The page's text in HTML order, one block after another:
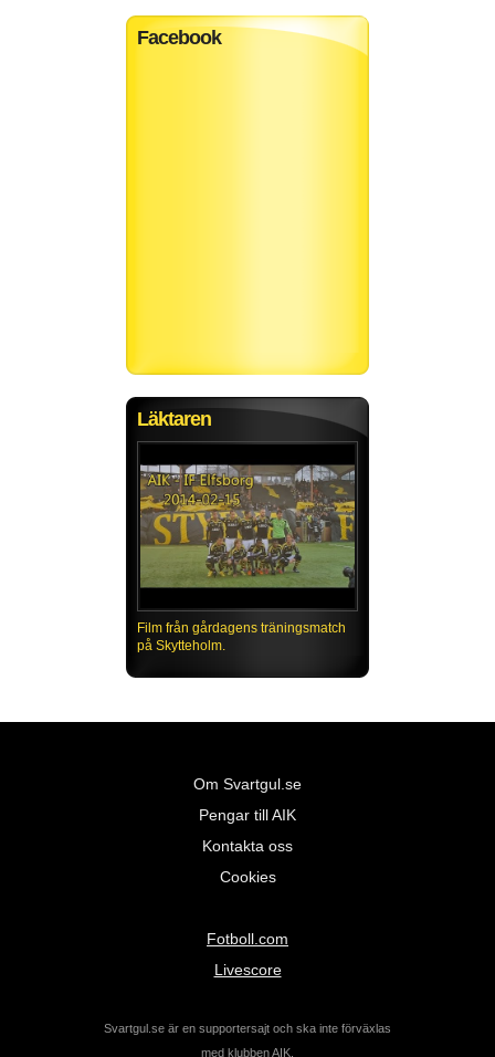
Facebook
Läktaren
Film från gårdagens träningsmatch
på Skytteholm.
Om Svartgul.se
Pengar till AIK
Kontakta oss
Cookies
Fotboll.com
Livescore
Svartgul.se är en supportersajt och ska inte förväxlas
med klubben AIK.